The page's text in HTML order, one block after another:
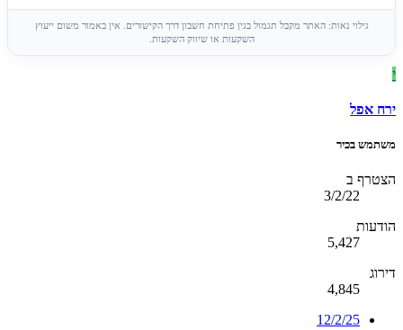
גילוי נאות: האתר מקבל תגמול בגין פתיחת חשבון דרך הקישורים. אין באמור משום ייעוץ
השקעות או שיווק השקעות.
י
ירח אפל
משתמש בכיר
הצטרף ב
3/2/22
הודעות
5,427
דירוג
4,845
12/2/25